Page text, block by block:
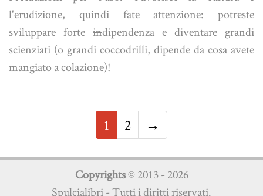
l'erudizione, quindi fate attenzione: potreste
sviluppare forte indipendenza e diventare grandi
scienziati (o grandi coccodrilli, dipende da cosa avete
mangiato a colazione)!
1 2 →
Copyrights© 2013 - 2026
Spulcialibri - Tutti i diritti riservati.